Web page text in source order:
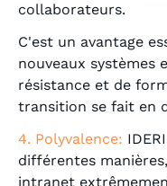
collaborateurs.
C'est un avantage
nouveaux systèmes
résistance et de
transition se fait en
4. Polyvalence:
différentes
intranet